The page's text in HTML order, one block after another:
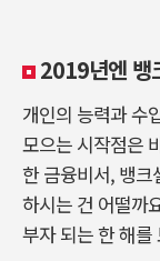
2019년엔 뱅
개인의 능력과 수
모으는 시작점은
한 금융비서, 뱅크
하시는 건 어떨까
부자 되는 한 해